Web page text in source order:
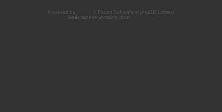
Powered by
® Forum Software © phpBB Limited
Nederlandse vertaling door
.